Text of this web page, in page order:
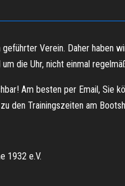
Verein. Daher haben
die Uhr, nicht einmal
Am besten per Email, Sie
den Trainingszeiten am
1932 e.V.